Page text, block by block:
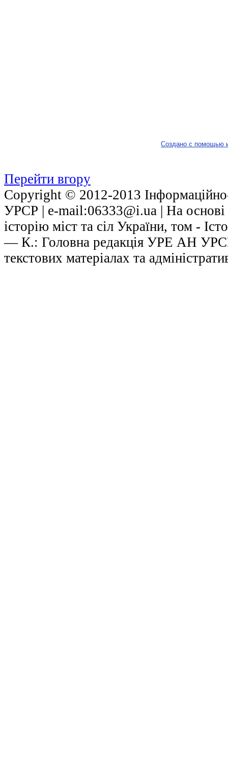
Создано с помощью
Перейти вгору
Copyright © 2012-2013 Інформаційно-
УРСР | е-mail:06333@i.ua | На основі
історію міст та сіл України, том -
— К.: Головна редакція УРЕ АН
текстових матеріалах та